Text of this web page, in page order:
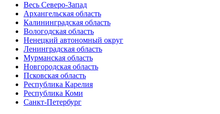
Весь Северо-Запад
Архангельская область
Калининградская область
Вологодская область
Ненецкий автономный округ
Ленинградская область
Мурманская область
Новгородская область
Псковская область
Республика Карелия
Республика Коми
Санкт-Петербург